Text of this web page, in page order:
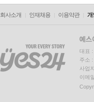
회사소개 인재채용 이용약관 개
대표
주소
사업
이메